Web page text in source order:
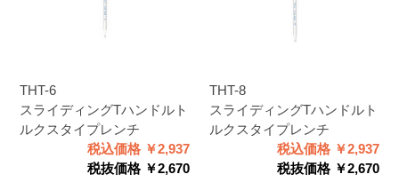
THT-6
スライディングTハンドルト
ルクスタイプレンチ
税込価格 ￥2,937
税抜価格 ￥2,670
THT-8
スライディングTハンドルト
ルクスタイプレンチ
税込価格 ￥2,937
税抜価格 ￥2,670